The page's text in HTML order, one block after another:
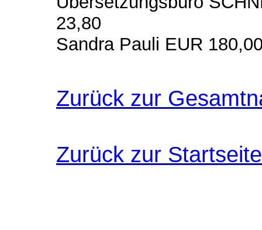
23,80
Sandra Pauli EUR
Zurück zur
Zurück zur Startseite